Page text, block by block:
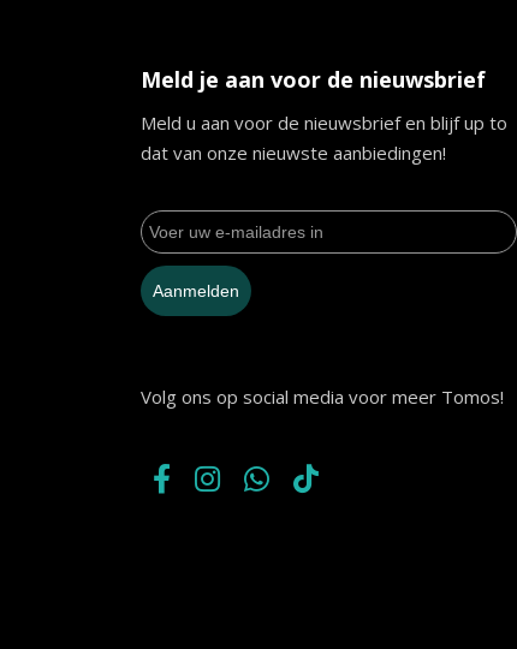
Meld je aan voor de nieuwsbrief
Meld u aan voor de nieuwsbrief en blijf up to
dat van onze nieuwste aanbiedingen!
Aanmelden
Volg ons op social media voor meer Tomos!